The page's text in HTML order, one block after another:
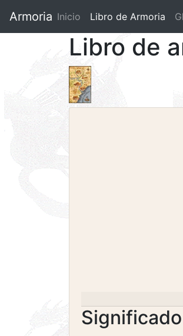
Armoria Inicio Libro de Armoria
Libro de